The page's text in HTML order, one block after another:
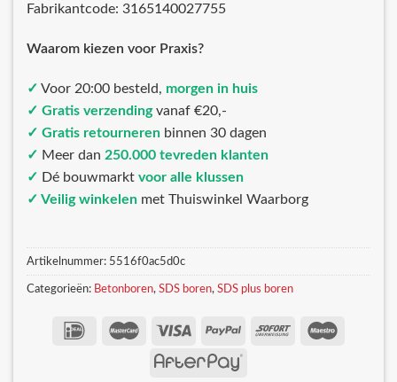
Fabrikantcode: 3165140027755
Waarom kiezen voor Praxis?
✓ Voor 20:00 besteld, morgen in huis
✓ Gratis verzendingvanaf €20,-
✓ Gratis retourneren binnen 30 dagen
✓ Meer dan 250.000 tevreden klanten
✓ Dé bouwmarkt voor alle klussen
✓ Veilig winkelen met Thuiswinkel Waarborg
Artikelnummer: 5516f0ac5d0c
Categorieën: Betonboren, SDS boren, SDS plus boren